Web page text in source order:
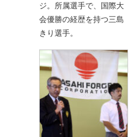
ジ。所属選手で、国際大
会優勝の経歴を持つ三島
きり選手。